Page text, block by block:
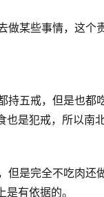
做某些事情，这
五戒，但是也
是犯戒，所以南
是完全不吃肉还
有依据的。